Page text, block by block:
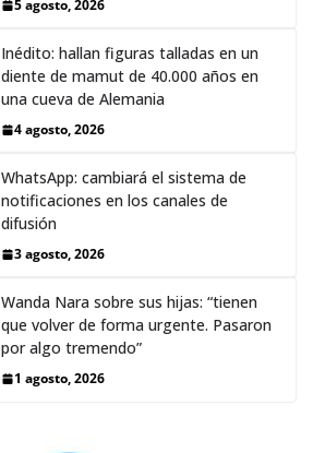
5 agosto, 2026
Inédito: hallan figuras talladas en un
diente de mamut de 40.000 años en
una cueva de Alemania
4 agosto, 2026
WhatsApp: cambiará el sistema de
notificaciones en los canales de
difusión
3 agosto, 2026
Wanda Nara sobre sus hijas: “tienen
que volver de forma urgente. Pasaron
por algo tremendo”
1 agosto, 2026